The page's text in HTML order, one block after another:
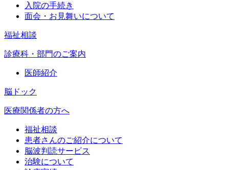
入院の手続き
面会・お見舞いについて
福祉相談
診療科・部門のご案内
医師紹介
脳ドック
医療関係者の方へ
福祉相談
患者さんのご紹介について
脳波判読サービス
治験について